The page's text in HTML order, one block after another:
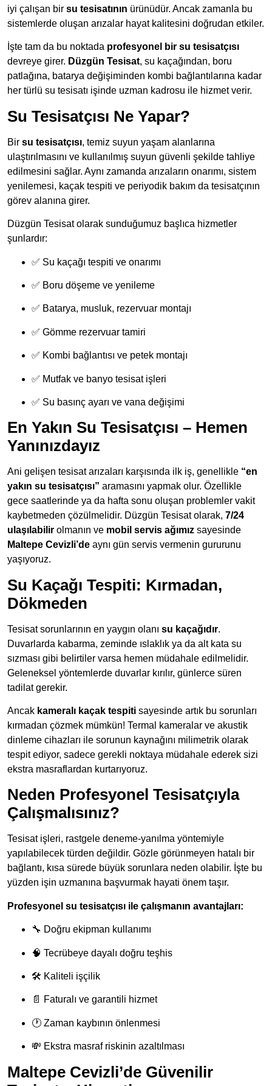
iyi çalışan bir su tesisatının ürünüdür. Ancak zamanla bu
sistemlerde oluşan arızalar hayat kalitesini doğrudan etkiler.
İşte tam da bu noktada profesyonel bir su tesisatçısı
devreye girer. Düzgün Tesisat, su kaçağından, boru
patlağına, batarya değişiminden kombi bağlantılarına kadar
her türlü su tesisatı işinde uzman kadrosu ile hizmet verir.
Su Tesisatçısı Ne Yapar?
Bir su tesisatçısı, temiz suyun yaşam alanlarına
ulaştırılmasını ve kullanılmış suyun güvenli şekilde tahliye
edilmesini sağlar. Aynı zamanda arızaların onarımı, sistem
yenilemesi, kaçak tespiti ve periyodik bakım da tesisatçının
görev alanına girer.
Düzgün Tesisat olarak sunduğumuz başlıca hizmetler
şunlardır:
✅ Su kaçağı tespiti ve onarımı
✅ Boru döşeme ve yenileme
✅ Batarya, musluk, rezervuar montajı
✅ Gömme rezervuar tamiri
✅ Kombi bağlantısı ve petek montajı
✅ Mutfak ve banyo tesisat işleri
✅ Su basınç ayarı ve vana değişimi
En Yakın Su Tesisatçısı – Hemen
Yanınızdayız
Ani gelişen tesisat arızaları karşısında ilk iş, genellikle “en
yakın su tesisatçısı” aramasını yapmak olur. Özellikle
gece saatlerinde ya da hafta sonu oluşan problemler vakit
kaybetmeden çözülmelidir. Düzgün Tesisat olarak, 7/24
ulaşılabilir olmanın ve mobil servis ağımız sayesinde
Maltepe Cevizli’de aynı gün servis vermenin gururunu
yaşıyoruz.
Su Kaçağı Tespiti: Kırmadan,
Dökmeden
Tesisat sorunlarının en yaygın olanı su kaçağıdır.
Duvarlarda kabarma, zeminde ıslaklık ya da alt kata su
sızması gibi belirtiler varsa hemen müdahale edilmelidir.
Geleneksel yöntemlerde duvarlar kırılır, günlerce süren
tadilat gerekir.
Ancak kameralı kaçak tespiti sayesinde artık bu sorunları
kırmadan çözmek mümkün! Termal kameralar ve akustik
dinleme cihazları ile sorunun kaynağını milimetrik olarak
tespit ediyor, sadece gerekli noktaya müdahale ederek sizi
ekstra masraflardan kurtarıyoruz.
Neden Profesyonel Tesisatçıyla
Çalışmalısınız?
Tesisat işleri, rastgele deneme-yanılma yöntemiyle
yapılabilecek türden değildir. Gözle görünmeyen hatalı bir
bağlantı, kısa sürede büyük sorunlara neden olabilir. İşte bu
yüzden işin uzmanına başvurmak hayati önem taşır.
Profesyonel su tesisatçısı ile çalışmanın avantajları:
🔧 Doğru ekipman kullanımı
🧠 Tecrübeye dayalı doğru teşhis
🛠 Kaliteli işçilik
📄 Faturalı ve garantili hizmet
🕐 Zaman kaybının önlenmesi
💸 Ekstra masraf riskinin azaltılması
Maltepe Cevizli’de Güvenilir